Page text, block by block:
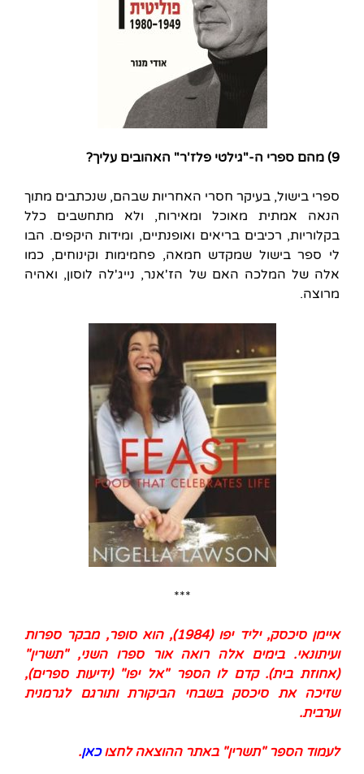
9) מהם ספרי ה-"גילטי פלז'ר" האהובים עליך ?
ספרי בישול, בעיקר חסרי האחריות שבהם, שנכתבים מתוך
הנאה אמתית מאוכל ומאירוח, ולא מתחשבים כלל
בקלוריות, רכיבים בריאים ואופנתיים, ומידות היקפים. הבו
לי ספר בישול שמקדש חמאה, פחמימות וקינוחים, כמו
אלה של המלכה האם של הז'אנר, נייג'לה לוסון, ואהיה
מרוצה.
***
איימן סיכסק, יליד יפו (1984), הוא סופר, מבקר ספרות
ועיתונאי. בימים אלה רואה אור ספרו השני, "תשרין"
(אחוזת בית). קדם לו הספר "אל יפו" (ידיעות ספרים),
שזיכה את סיכסק בשבחי הביקורת ותורגם לגרמנית
וערבית.
לעמוד הספר "תשרין" באתר ההוצאה לחצוכאן.